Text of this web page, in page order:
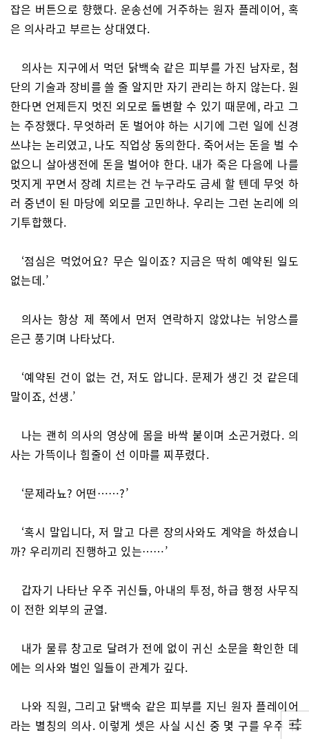
잡은 버튼으로 향했다. 운송선에 거주하는 원자 플레이어, 혹
은 의사라고 부르는 상대였다.
의사는 지구에서 먹던 닭백숙 같은 피부를 가진 남자로, 첨
단의 기술과 장비를 쓸 줄 알지만 자기 관리는 하지 않는다. 원
한다면 언제든지 멋진 외모로 돌변할 수 있기 때문에, 라고 그
는 주장했다. 무엇하러 돈 벌어야 하는 시기에 그런 일에 신경
쓰냐는 논리였고, 나도 직업상 동의한다. 죽어서는 돈을 벌 수
없으니 살아생전에 돈을 벌어야 한다. 내가 죽은 다음에 나를
멋지게 꾸면서 장례 치르는 건 누구라도 금세 할 텐데 무엇 하
러 중년이 된 마당에 외모를 고민하나. 우리는 그런 논리에 의
기투합했다.
‘점심은 먹었어요? 무슨 일이죠? 지금은 딱히 예약된 일도
없는데.’
의사는 항상 제 쪽에서 먼저 연락하지 않았냐는 뉘앙스를
은근 풍기며 나타났다.
‘예약된 건이 없는 건, 저도 압니다. 문제가 생긴 것 같은데
말이죠, 선생.’
나는 괜히 의사의 영상에 몸을 바싹 붙이며 소곤거렸다. 의
사는 가뜩이나 힘줄이 선 이마를 찌푸렸다.
‘문제라뇨? 어떤……?’
‘혹시 말입니다, 저 말고 다른 장의사와도 계약을 하셨습니
까? 우리끼리 진행하고 있는……’
갑자기 나타난 우주 귀신들, 아내의 투정, 하급 행정 사무직
이 전한 외부의 균열.
내가 물류 창고로 달려가 전에 없이 귀신 소문을 확인한 데
에는 의사와 벌인 일들이 관계가 깊다.
나와 직원, 그리고 닭백숙 같은 피부를 지닌 원자 플레이어
라는 별칭의 의사. 이렇게 셋은 사실 시신 중 몇 구를 우주 밖